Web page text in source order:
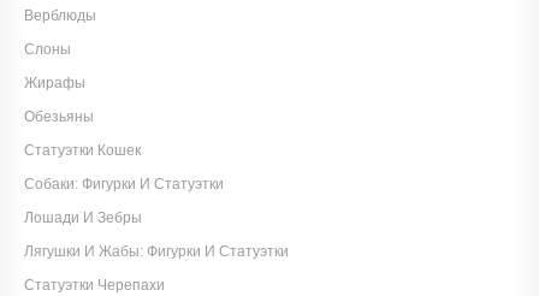
Верблюды
Слоны
Жирафы
Обезьяны
Статуэтки Кошек
Собаки: Фигурки И Статуэтки
Лошади И Зебры
Лягушки И Жабы: Фигурки И Статуэтки
Статуэтки Черепахи